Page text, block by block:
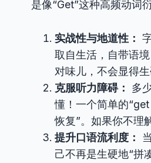
是像“Get”这种高频动词
实战性与地道性：
取自生活，自带语
对味儿，不会显得生
克服听力障碍：
多
懂！一个简单的
恢复”。如果你不理
提升口语流利度：
己不再是生硬地“拼